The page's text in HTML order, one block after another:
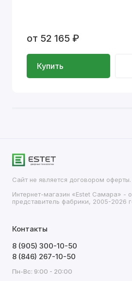
от 52 165 ₽
Купить
Сайт не является договором оферты.
Интернет-магазин «Estet Самара» -
представитель фабрики, 2005-2026
Контакты
8 (905) 300-10-50
8 (846) 267-10-50
Пн-Вс: 9:00 - 20:00